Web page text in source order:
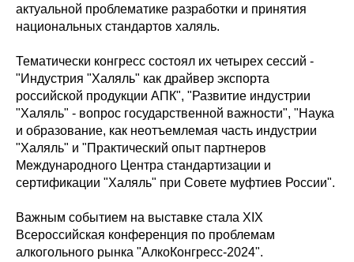
актуальной проблематике разработки и принятия
национальных стандартов халяль.
Тематически конгресс состоял их четырех сессий -
"Индустрия "Халяль" как драйвер экспорта
российской продукции АПК", "Развитие индустрии
"Халяль" - вопрос государственной важности", "Наука
и образование, как неотъемлемая часть индустрии
"Халяль" и "Практический опыт партнеров
Международного Центра стандартизации и
сертификации "Халяль" при Совете муфтиев России".
Важным событием на выставке стала XIX
Всероссийская конференция по проблемам
алкогольного рынка "АлкоКонгресс-2024".